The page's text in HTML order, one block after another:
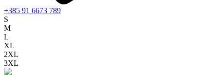
+385 91 6673 789
S
M
L
XL
2XL
3XL